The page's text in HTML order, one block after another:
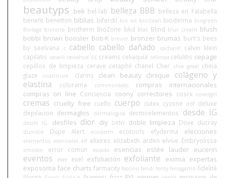
beautyps bek bel-lab belleza BBB belleza en Falabella
benefit benetton biblias biferdil bio oil bioclean bioderma biogreen
Biolage bioterra biotherm BioZone bkd Blas Blind blur cream blush
bobbi brown booster Boti-K breuer bronzer brumas burt's bees
by seelvana
c cabello cabello dañado cacharel
calvin klein
capilatis cavalli caviahue cc creams celiaquía celimax celulitis cepage
cepillos de limpieza cerave cetaphil chanel Cher chia graal china
glaze
cicatricure. clarins clean beauty clinique
colágeno y
elastina
colorama commonlabs
compras internacionales
compras on line Conciencia coony correctores cosrx covergirl
cremas cruelty free cuello cuerpo cutex cyzone ddf deluxe
depilacion dermaglos dermalogica dermoelementos desde IG
desde IG. desfiles dior diy DKNY doble limpieza Dove ducray
dumitié Dupe Alert ecoderm ecotools efyderma elecciones
elementos esenciales elf elixires elizabeth arden elvive Embryolisse
emolan error común escada esencias estée lauder eucerin
eventos ewe exel exfoliación exfoliante eximia expertas
exposoma face charts farmacity fascino fendi fenty ferragamo fidelité